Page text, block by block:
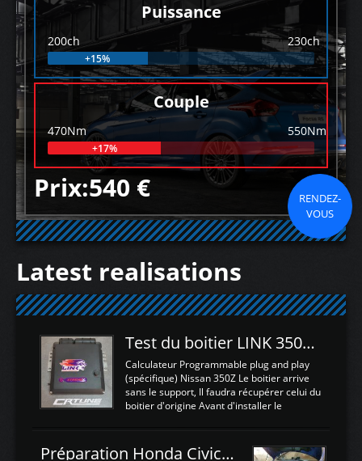
Puissance
200ch 230ch
+15%
Couple
470Nm 550Nm
+17%
Prix:540 €
RENDEZ-
VOUS
Latest realisations
Test du boitier LINK 350Z Plugin ECU
Calculateur Programmable plug and play
(spécifique) Nissan 350Z Le boitier arrive
sans le support, Il faudra récupérer celui du
boitier d'origine Avant d'installer le
d'envoyer l'information de la large bande
Préparation Honda Civic Type R FK2